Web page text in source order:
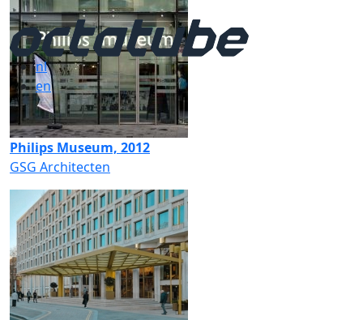
nl
en
Philips Museum, 2012
GSG Architecten